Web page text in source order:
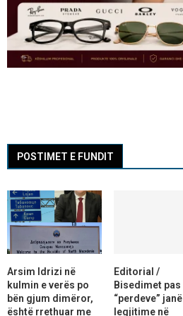
POSTIMET E FUNDIT
Arsim Idrizi në
kulmin e verës po
bën gjum dimëror,
është rrethuar me
Editorial /
Bisedimet pas
“perdeve” janë
legjitime në